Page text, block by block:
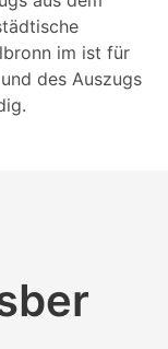
im ist für
des Auszugs